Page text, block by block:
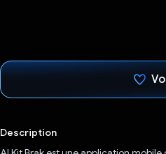
Description